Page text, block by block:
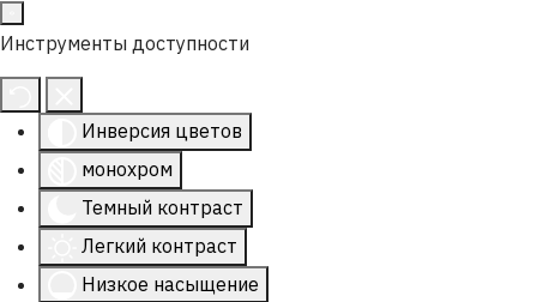
Инструменты доступности
Инверсия цветов
монохром
Темный контраст
Легкий контраст
Низкое насыщение